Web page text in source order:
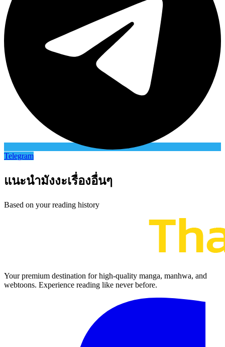
Telegram
แนะนำมังงะเรื่องอื่นๆ
Based on your reading history
Your premium destination for high-quality manga, manhwa, and
webtoons. Experience reading like never before.